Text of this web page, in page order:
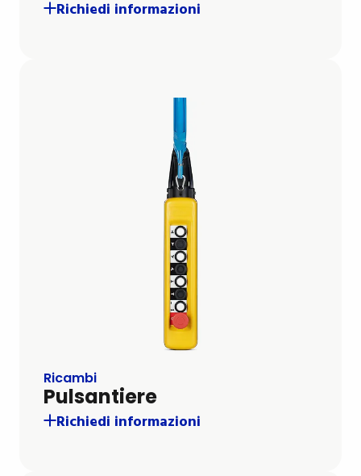
Richiedi informazioni
Ricambi
Pulsantiere
Richiedi informazioni